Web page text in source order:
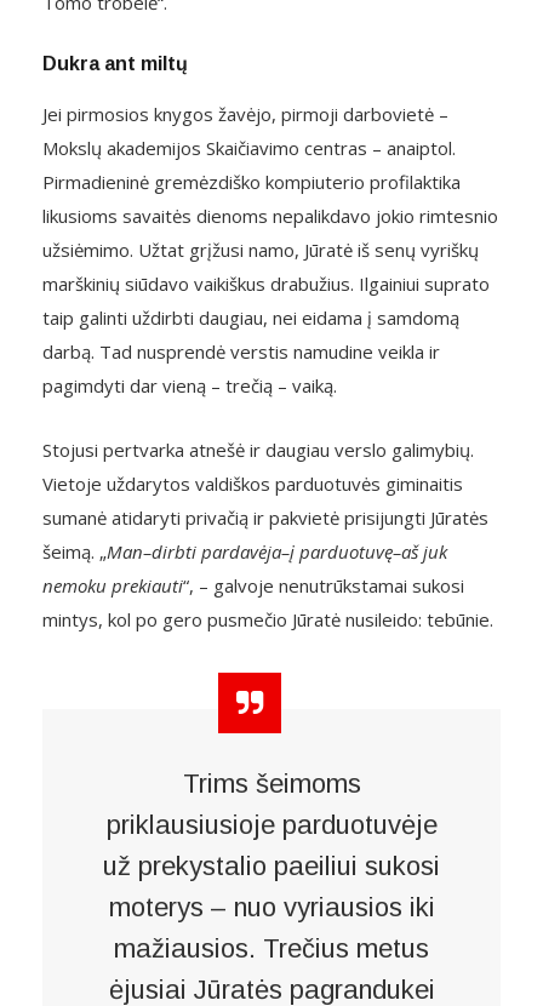
Dukra ant miltų
Jei pirmosios knygos žavėjo, pirmoji darbovietė –
Mokslų akademijos Skaičiavimo centras – anaiptol.
Pirmadieninė gremėzdiško kompiuterio profilaktika
likusioms savaitės dienoms nepalikdavo jokio rimtesnio
užsiėmimo. Užtat grįžusi namo, Jūratė iš senų vyriškų
marškinių siūdavo vaikiškus drabužius. Ilgainiui suprato
taip galinti uždirbti daugiau, nei eidama į samdomą
darbą. Tad nusprendė verstis namudine veikla ir
pagimdyti dar vieną – trečią – vaiką.
Stojusi pertvarka atnešė ir daugiau verslo galimybių.
Vietoje uždarytos valdiškos parduotuvės giminaitis
sumanė atidaryti privačią ir pakvietė prisijungti Jūratės
šeimą. „Man–dirbti pardavėja–į parduotuvę–aš juk
nemoku prekiauti“, – galvoje nenutrūkstamai sukosi
mintys, kol po gero pusmečio Jūratė nusileido: tebūnie.
Trims šeimoms
priklausiusioje parduotuvėje
už prekystalio paeiliui sukosi
moterys – nuo vyriausios iki
mažiausios. Trečius metus
ėjusiai Jūratės pagrandukei